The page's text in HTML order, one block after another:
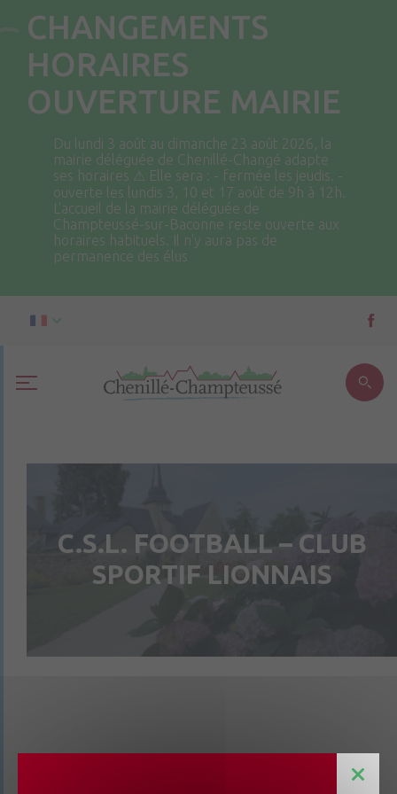
CHANGEMENTS
HORAIRES
OUVERTURE MAIRIE
Du lundi 3 août au dimanche 23 août 2026, la
mairie déléguée de Chenillé-Changé adapte
ses horaires ⚠ Elle sera : - fermée les jeudis. -
ouverte les lundis 3, 10 et 17 août de 9h à 12h.
L'accueil de la mairie déléguée de
Champteussé-sur-Baconne reste ouverte aux
horaires habituels. Il n'y aura pas de
permanence des élus
C.S.L. FOOTBALL – CLUB
SPORTIF LIONNAIS